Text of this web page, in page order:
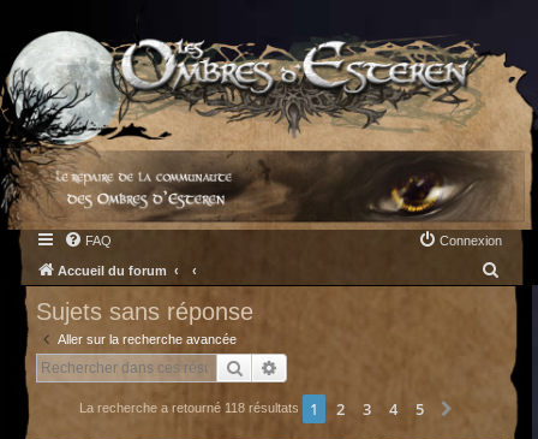
FAQ Connexion
Accueil du forum
Sujets sans réponse
Aller sur la recherche avancée
Rechercher
La recherche a retourné 118 résultats 1 2 3 4 5